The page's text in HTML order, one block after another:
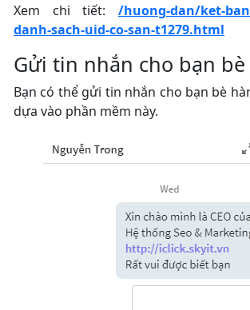
Xem chi tiết:
/huong-dan/ket-
danh-sach-uid-co-san-t1279.html
Gửi tin nhắn cho bạn bè
Bạn có thể gửi tin nhắn cho bạn bè
dựa vào phần mềm này.